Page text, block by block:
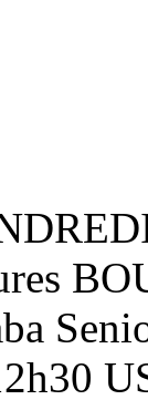
DU